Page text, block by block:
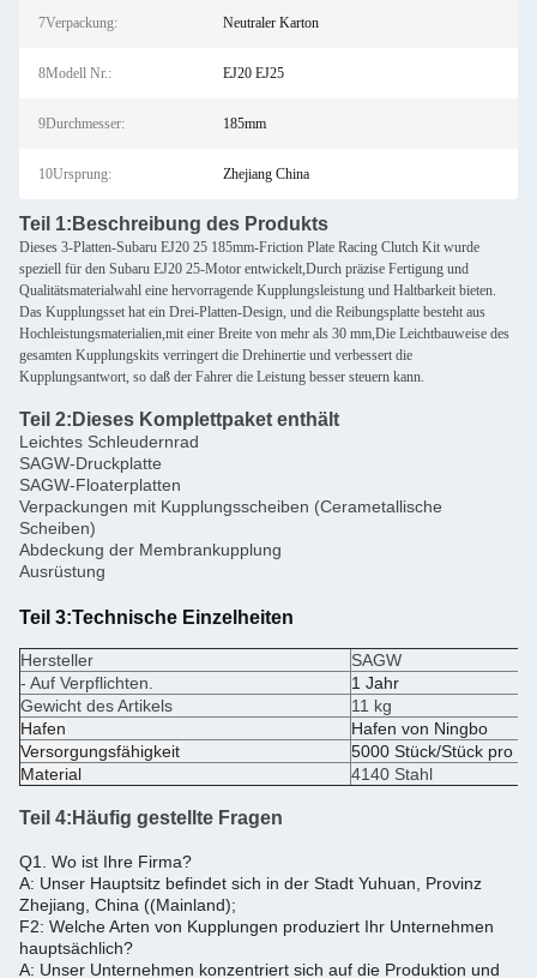
7Verpackung: Neutraler Karton
8Modell Nr.: EJ20 EJ25
9Durchmesser: 185mm
10Ursprung: Zhejiang China
Teil 1: Beschreibung des Produkts
Dieses 3-Platten-Subaru EJ20 25 185mm-Friction Plate Racing Clutch Kit wurde
speziell für den Subaru EJ20 25-Motor entwickelt,Durch präzise Fertigung und
Qualitätsmaterialwahl eine hervorragende Kupplungsleistung und Haltbarkeit bieten.
Das Kupplungsset hat ein Drei-Platten-Design, und die Reibungsplatte besteht aus
Hochleistungsmaterialien,mit einer Breite von mehr als 30 mm,Die Leichtbauweise des
gesamten Kupplungskits verringert die Drehinertie und verbessert die
Kupplungsantwort, so daß der Fahrer die Leistung besser steuern kann.
Teil 2: Dieses Komplettpaket enthält
Leichtes Schleudernrad
SAGW-Druckplatte
SAGW-Floaterplatten
Verpackungen mit Kupplungsscheiben (Cerametallische
Scheiben)
Abdeckung der Membrankupplung
Ausrüstung
Teil 3:Technische Einzelheiten
Hersteller
SAGW
- Auf Verpflichten.
1 Jahr
Gewicht des Artikels
11 kg
Hafen
Hafen von Ningbo
Versorgungsfähigkeit
5000 Stück/Stück pro
Material
4140 Stahl
Teil 4: Häufig gestellte Fragen
Q1. Wo ist Ihre Firma?
A: Unser Hauptsitz befindet sich in der Stadt Yuhuan, Provinz
Zhejiang, China ((Mainland);
F2: Welche Arten von Kupplungen produziert Ihr Unternehmen
hauptsächlich?
A: Unser Unternehmen konzentriert sich auf die Produktion und